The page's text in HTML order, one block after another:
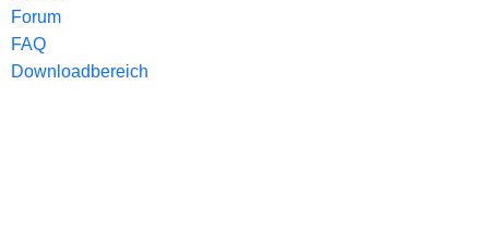
Forum
FAQ
Downloadbereich